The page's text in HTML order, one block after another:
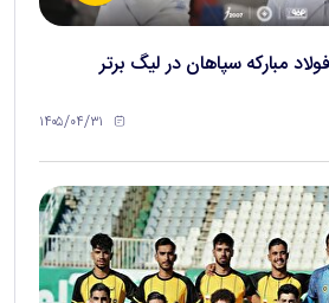
مبارکه سپاهان در لیگ برتر
۱۴۰۵/۰۴/۳۱